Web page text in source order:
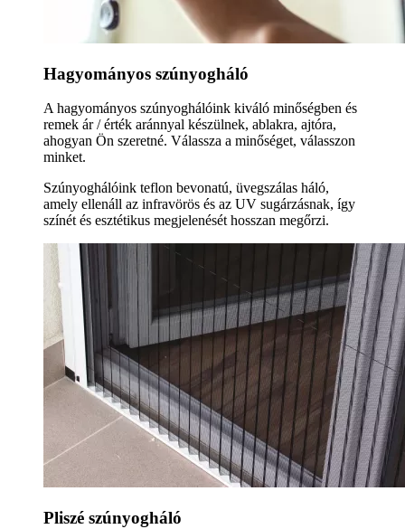
Hagyományos szúnyogháló
A hagyományos szúnyoghálóink kiváló minőségben és
remek ár / érték aránnyal készülnek, ablakra, ajtóra,
ahogyan Ön szeretné. Válassza a minőséget, válasszon
minket.
Szúnyoghálóink teflon bevonatú, üvegszálas háló,
amely ellenáll az infravörös és az UV sugárzásnak, így
színét és esztétikus megjelenését hosszan megőrzi.
Pliszé szúnyogháló